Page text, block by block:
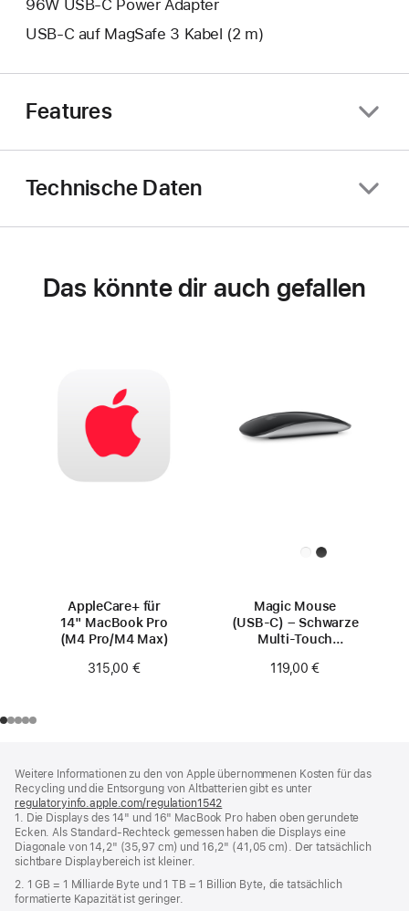
96W USB‑C Power Adapter
USB‑C auf MagSafe 3 Kabel (2 m)
Features
Technische Daten
Das könnte dir auch gefallen
AppleCare+ für
14" MacBook Pro
(M4 Pro/M4 Max)
315,00 €
Magic Mouse
(USB‑C) – Schwarze
Multi-Touch
119,00 €
Weitere Informationen zu den von Apple übernommenen Kosten für das
Recycling und die Entsorgung von Altbatterien gibt es unter
regulatoryinfo.apple.com/regulation1542
ein
neues
Fenster)
1. Die Displays des 14" und 16" MacBook Pro haben oben gerundete
Ecken. Als Standard-Rechteck gemessen haben die Displays eine
Diagonale von 14,2" (35,97 cm) und 16,2" (41,05 cm). Der tatsächlich
sichtbare Displaybereich ist kleiner.
2. 1 GB = 1 Milliarde Byte und 1 TB = 1 Billion Byte, die tatsächlich
formatierte Kapazität ist geringer.